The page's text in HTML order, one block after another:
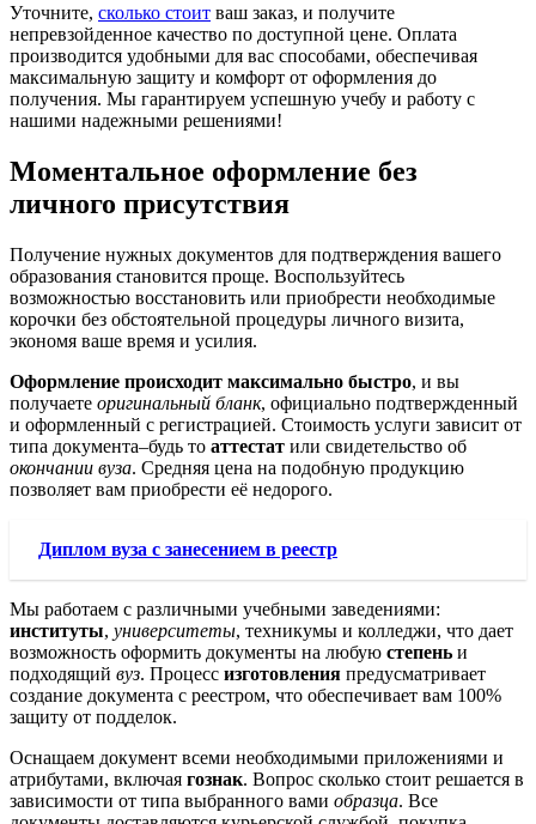
Уточните, сколько стоит ваш заказ, и получите
непревзойденное качество по доступной цене. Оплата
производится удобными для вас способами, обеспечивая
максимальную защиту и комфорт от оформления до
получения. Мы гарантируем успешную учебу и работу с
нашими надежными решениями!
Моментальное оформление без
личного присутствия
Получение нужных документов для подтверждения вашего
образования становится проще. Воспользуйтесь
возможностью восстановить или приобрести необходимые
корочки без обстоятельной процедуры личного визита,
экономя ваше время и усилия.
Оформление происходит максимально быстро, и вы
получаете оригинальный бланк, официально подтвержденный
и оформленный с регистрацией. Стоимость услуги зависит от
типа документа–будь то аттестат или свидетельство об
окончании вуза. Средняя цена на подобную продукцию
позволяет вам приобрести её недорого.
Диплом вуза с занесением в реестр
Мы работаем с различными учебными заведениями:
институты, университеты, техникумы и колледжи, что дает
возможность оформить документы на любую степень и
подходящий вуз. Процесс изготовления предусматривает
создание документа с реестром, что обеспечивает вам 100%
защиту от подделок.
Оснащаем документ всеми необходимыми приложениями и
атрибутами, включая гознак. Вопрос сколько стоит решается в
зависимости от типа выбранного вами образца. Все